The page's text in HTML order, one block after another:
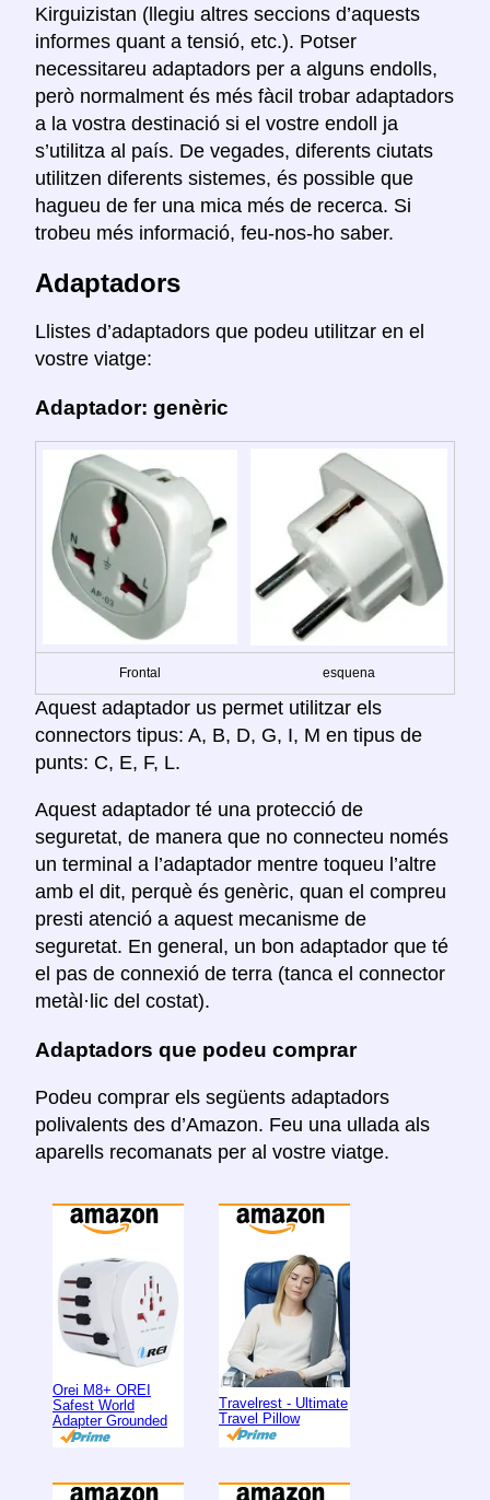
Kirguizistan (llegiu altres seccions d’aquests
informes quant a tensió, etc.). Potser
necessitareu adaptadors per a alguns endolls,
però normalment és més fàcil trobar adaptadors
a la vostra destinació si el vostre endoll ja
s’utilitza al país. De vegades, diferents ciutats
utilitzen diferents sistemes, és possible que
hagueu de fer una mica més de recerca. Si
trobeu més informació, feu-nos-ho saber.
Adaptadors
Llistes d’adaptadors que podeu utilitzar en el
vostre viatge:
Adaptador: genèric
Frontal esquena
Aquest adaptador us permet utilitzar els
connectors tipus: A, B, D, G, I, M en tipus de
punts: C, E, F, L.
Aquest adaptador té una protecció de
seguretat, de manera que no connecteu només
un terminal a l’adaptador mentre toqueu l’altre
amb el dit, perquè és genèric, quan el compreu
presti atenció a aquest mecanisme de
seguretat. En general, un bon adaptador que té
el pas de connexió de terra (tanca el connector
metàl·lic del costat).
Adaptadors que podeu comprar
Podeu comprar els següents adaptadors
polivalents des d’Amazon. Feu una ullada als
aparells recomanats per al vostre viatge.
Orei M8+ OREI
Safest World
Adapter Grounded
Travelrest - Ultimate
Travel Pillow